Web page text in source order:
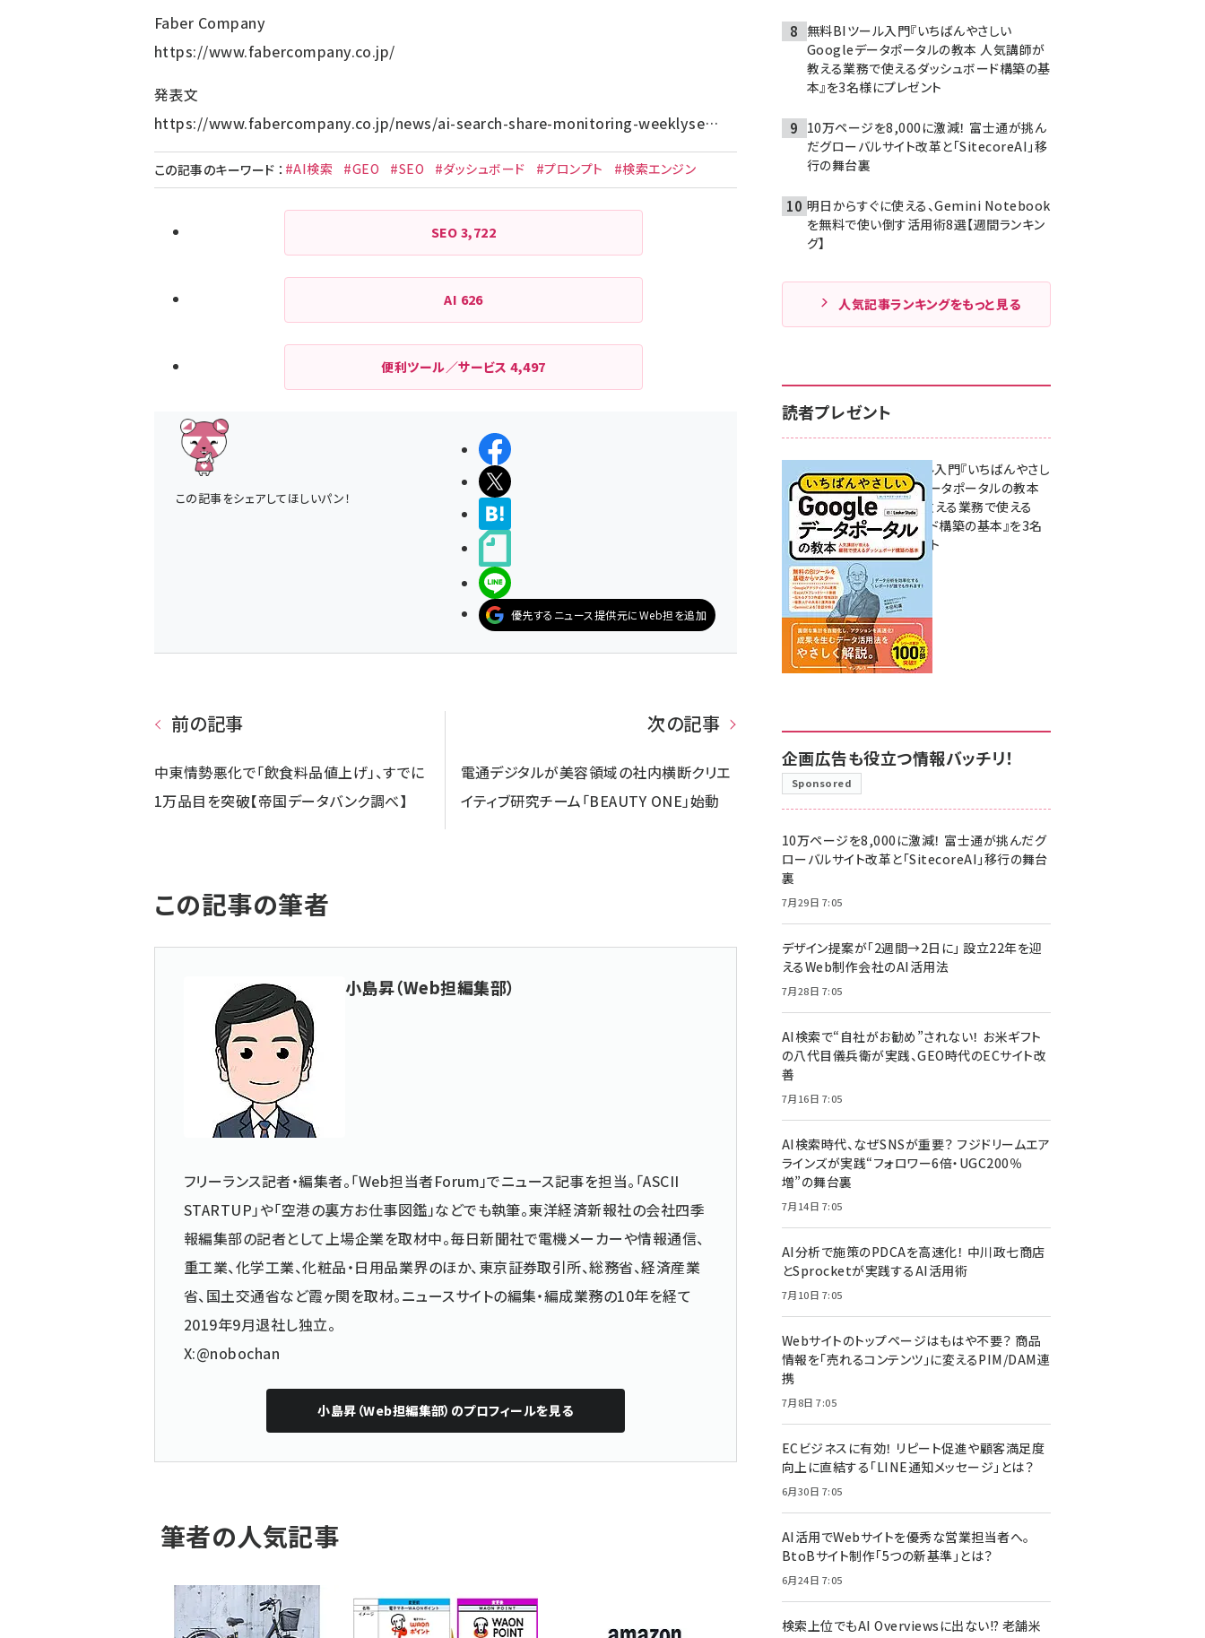
Faber Company
https://www.fabercompany.co.jp/
発表文
https://www.fabercompany.co.jp/news/ai-search-share-monitoring-weeklyse…
この記事のキーワード ： #AI検索 #GEO #SEO #ダッシュボード #プロンプト #検索エンジン
SEO 3,722
AI 626
便利ツール／サービス4,497
この記事をシェアしてほしいパン！
シェアする
ポストする
LINEで送る
優先するニュース提供元にWeb担を追加
前の記事
中東情勢悪化で「飲食料品値上げ」、すでに
1万品目を突破【帝国データバンク調べ】
次の記事
電通デジタルが美容領域の社内横断クリエ
イティブ研究チーム「BEAUTY ONE」始動
この記事の筆者
小島昇（Web担編集部）
フリーランス記者・編集者。「Web担当者Forum」でニュース記事を担当。「ASCII
STARTUP」や「空港の裏方お仕事図鑑」などでも執筆。東洋経済新報社の会社四季
報編集部の記者として上場企業を取材中。毎日新聞社で電機メーカーや情報通信、
重工業、化学工業、化粧品・日用品業界のほか、東京証券取引所、総務省、経済産業
省、国土交通省など霞ヶ関を取材。ニュースサイトの編集・編成業務の10年を経て
2019年9月退社し独立。
X:@nobochan
小島昇（Web担編集部） のプロフィールを見る
筆者の人気記事
無料BIツール入門『いちばんやさしい
Googleデータポータルの教本 人気講師が
教える業務で使えるダッシュボード構築の基
本』を3名様にプレゼント
10万ページを8,000に激減！ 富士通が挑ん
だグローバルサイト改革と「SitecoreAI」移
行の舞台裏
明日からすぐに使える、Gemini Notebook
を無料で使い倒す活用術8選【週間ランキン
グ】
人気記事ランキングをもっと見る
読者プレゼント
無料BIツール入門『いちばんやさし
いGoogleデータポータルの教本
人気講師が教える業務で使える
ダッシュボード構築の基本』を3名
様にプレゼント
7月31日 10:00
企画広告も役立つ情報バッチリ！
Sponsored
10万ページを8,000に激減！ 富士通が挑んだグ
ローバルサイト改革と「SitecoreAI」移行の舞台
裏
7月29日 7:05
デザイン提案が「2週間→2日に」 設立22年を迎
えるWeb制作会社のAI活用法
7月28日 7:05
AI検索で“自社がお勧め”されない！ お米ギフト
の八代目儀兵衛が実践、GEO時代のECサイト改
善
7月16日 7:05
AI検索時代、なぜSNSが重要？ フジドリームエア
ラインズが実践“フォロワー6倍・UGC200％
増”の舞台裏
7月14日 7:05
AI分析で施策のPDCAを高速化！ 中川政七商店
とSprocketが実践するAI活用術
7月10日 7:05
Webサイトのトップページはもはや不要？ 商品
情報を「売れるコンテンツ」に変えるPIM/DAM連
携
7月8日 7:05
ECビジネスに有効！ リピート促進や顧客満足度
向上に直結する「LINE通知メッセージ」とは？
6月30日 7:05
AI活用でWebサイトを優秀な営業担当者へ。
BtoBサイト制作「5つの新基準」とは？
6月24日 7:05
検索上位でもAI Overviewsに出ない!? 老舗米